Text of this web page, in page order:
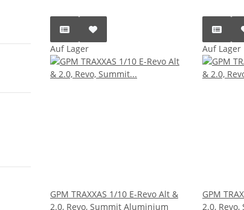
Auf Lager
GPM TRAXXAS 1/10 E-Revo Alt &
2.0, Revo, Summit Aluminium
Auf Lager
GPM
2.0,